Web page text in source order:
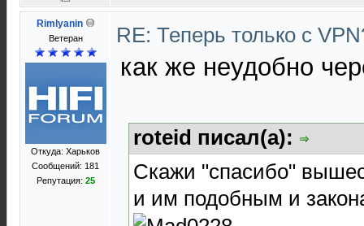
Rimlyanin
Ветеран
Откуда: Харьков
Сообщений: 181
Репутация: 25
RE: Теперь только с
как же неудобно
roteid писал(а):
Скажи "спасибо"
и им подобным и